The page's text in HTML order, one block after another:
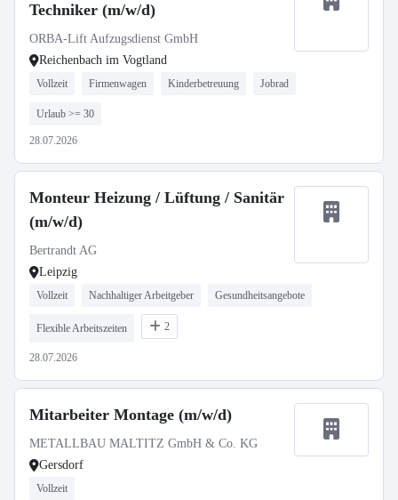
Techniker (m/w/d)
ORBA-Lift Aufzugsdienst GmbH
Reichenbach im Vogtland
Vollzeit Firmenwagen Kinderbetreuung Jobrad
Urlaub >= 30
28.07.2026
Monteur Heizung / Lüftung / Sanitär
(m/w/d)
Bertrandt AG
Leipzig
Vollzeit Nachhaltiger Arbeitgeber Gesundheitsangebote
Flexible Arbeitszeiten 2
28.07.2026
Mitarbeiter Montage (m/w/d)
METALLBAU MALTITZ GmbH & Co. KG
Gersdorf
Vollzeit